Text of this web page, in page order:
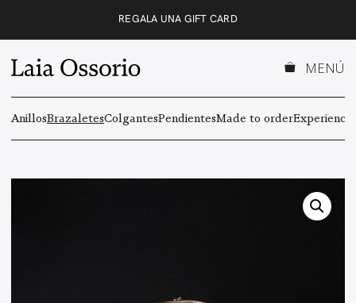
REGALA UNA GIFT CARD
MENÚ
AnillosBrazaletesColgantesPendientesMade to order